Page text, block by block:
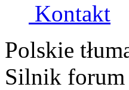
Kontakt
Polskie
Silnik forum